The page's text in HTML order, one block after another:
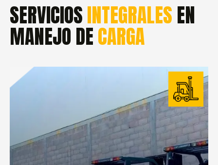
SERVICIOSINTEGRALES EN
MANEJO DECARGA